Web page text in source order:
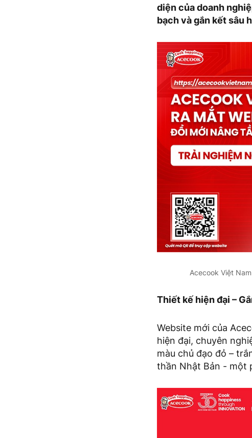
diện của doanh
bạch và gắn kết sâu
Acecook Việt
Thiết kế hiện đại –
Website mới của
hiện đại, chuyên
màu chủ đạo đỏ –
thần Nhật Bản - một